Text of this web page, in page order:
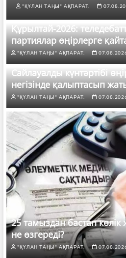
"ҚҰЛАН ТАҢЫ" АҚПАРАТ.
Құрылтай-2026:
партиялар өңірлерге
"ҚҰЛАН ТАҢЫ" АҚПАРАТ.
Сайлауалды күнтәртібі
негізінде қалыптасып
"ҚҰЛАН ТАҢЫ" АҚПАРАТ.
25 тамыздан бастап көлік
не өзгереді?
"ҚҰЛАН ТАҢЫ" АҚПАРАТ.